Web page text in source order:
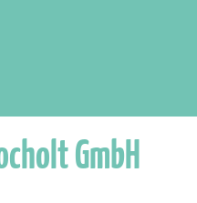
GmbH